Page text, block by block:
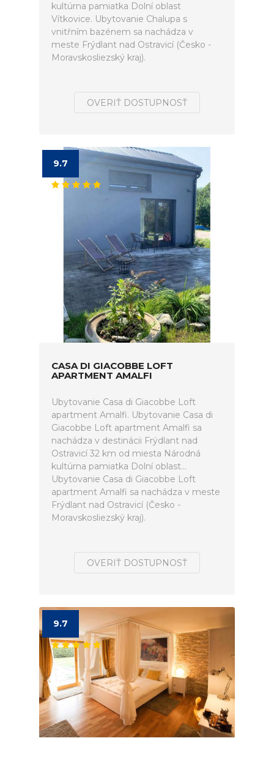
kultúrna pamiatka Dolní oblast
Vítkovice. Ubytovanie Chalupa s
vnitřním bazénem sa nachádza v
meste Frýdlant nad Ostravicí (Česko -
Moravskosliezský kraj).
OVERIŤ DOSTUPNOSŤ
9.7
CASA DI GIACOBBE LOFT
APARTMENT AMALFI
Ubytovanie Casa di Giacobbe Loft
apartment Amalfi. Ubytovanie Casa di
Giacobbe Loft apartment Amalfi sa
nachádza v destinácii Frýdlant nad
Ostravicí 32 km od miesta Národná
kultúrna pamiatka Dolní oblast...
Ubytovanie Casa di Giacobbe Loft
apartment Amalfi sa nachádza v meste
Frýdlant nad Ostravicí (Česko -
Moravskosliezský kraj).
OVERIŤ DOSTUPNOSŤ
9.7